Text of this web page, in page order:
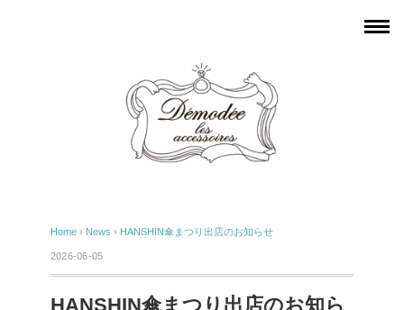
Home › News › HANSHIN傘まつり出店のお知らせ
2026-06-05
HANSHIN傘まつり出店のお知ら